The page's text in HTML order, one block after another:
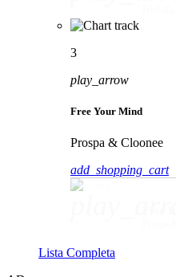
3
play_arrow
Free Your Mind
Prospa & Cloonee
add_shopping_cart
Lista Completa